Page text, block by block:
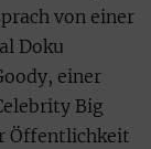
von einer
Doku
einer
Big
Öffentlichkeit